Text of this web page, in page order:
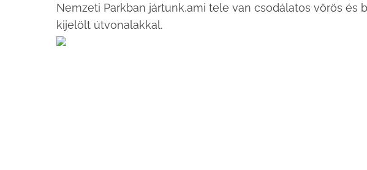
Nemzeti Parkban jártunk,ami tele van csodálatos vörös és
kijelölt útvonalakkal.